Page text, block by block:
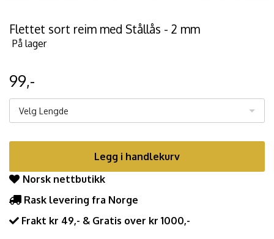
Flettet sort reim med Stållås - 2 mm
På lager
99,-
Velg Lengde
Legg i handlekurv
Norsk nettbutikk
Rask levering fra Norge
Frakt kr 49,- & Gratis over kr 1000,-